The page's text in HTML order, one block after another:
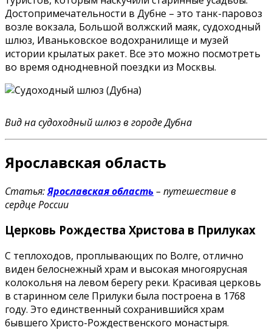
Достопримечательности в Дубне – это танк-паровоз
возле вокзала, Большой волжский маяк, судоходный
шлюз, Иваньковское водохранилище и музей
истории крылатых ракет. Все это можно посмотреть
во время однодневной поездки из Москвы.
Вид на судоходный шлюз в городе Дубна
Ярославская область
Статья:Ярославская область – путешествие в
сердце России
Церковь Рождества Христова в Прилуках
С теплоходов, проплывающих по Волге, отлично
виден белоснежный храм и высокая многоярусная
колокольня на левом берегу реки. Красивая церковь
в старинном селе Прилуки была построена в 1768
году. Это единственный сохранившийся храм
бывшего Христо-Рождественского монастыря.